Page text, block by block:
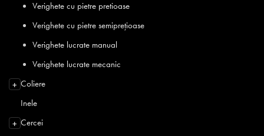
Verighete cu pietre pretioase
Verighete cu pietre semiprețioase
Verighete lucrate manual
Verighete lucrate mecanic
+ Coliere
Inele
+ Cercei